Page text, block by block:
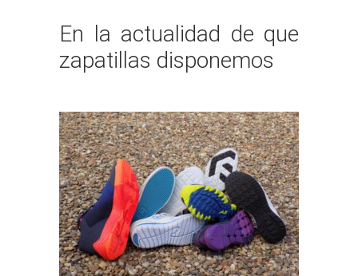
En la actualidad de que
zapatillas disponemos